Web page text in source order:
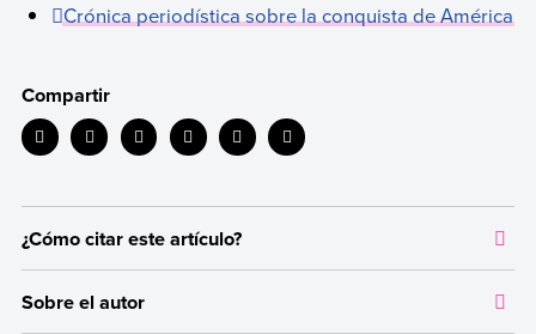
Crónica periodística sobre la conquista de América
Compartir
¿Cómo citar este artículo?
dar crédito a los autores correspondientes y evitar incurrir en
Sobre el autor